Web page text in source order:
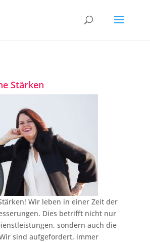
Stärken
Wir leben in einer Zeit der
Dies betrifft nicht nur
sondern auch die
sind aufgefordert, immer